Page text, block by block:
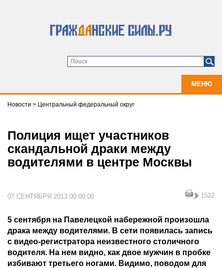
МЕНЮ
Новости > Центральный федеральный округ
Полиция ищет участников
скандальной драки между
водителями в центре Москвы
07 СЕНТЯБРЯ 2013 00:00:00 1522
5 сентября на Павелецкой набережной произошла
драка между водителями. В сети появилась запись
с видео-регистратора неизвестного столичного
водителя. На нем видно, как двое мужчин в пробке
избивают третьего ногами. Видимо, поводом для